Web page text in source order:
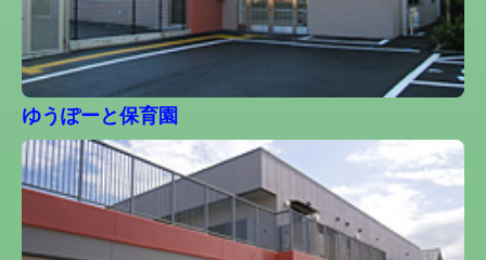
ゆうぽーと保育園